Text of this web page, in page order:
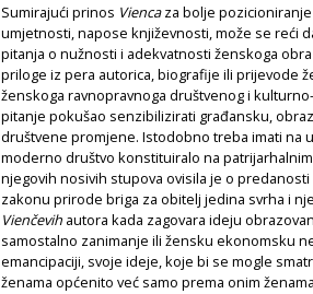
Sumirajući prinos Viencaza bolje
umjetnosti, napose književnosti, može se reći
pitanja o nužnosti i adekvatnosti ženskoga
priloge iz pera autorica, biografije ili prijevode
ženskoga ravnopravnoga društvenog i
pitanje pokušao senzibilizirati građansku,
društvene promjene. Istodobno treba imati na
moderno društvo konstituiralo na
njegovih nosivih stupova ovisila je o
zakonu prirode briga za obitelj jedina svrha i
Vienčevih autora kada zagovara ideju
samostalno zanimanje ili žensku ekonomsku
emancipaciji, svoje ideje, koje bi se mogle
ženama općenito već samo prema onim